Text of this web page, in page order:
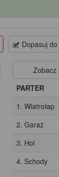
Dopasuj do
Zobacz
PARTER
1. Wiatrołap
2. Garaż
3. Hol
4. Schody